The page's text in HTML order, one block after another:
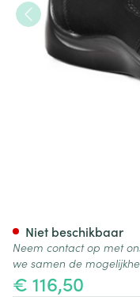
€ 116,50
Niet beschikbaar
Neem contact op met
we samen de